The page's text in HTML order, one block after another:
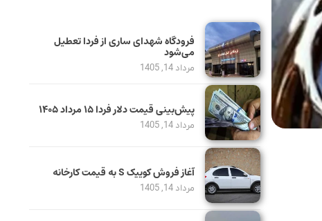
فرودگاه شهدای ساری از فردا تعطیل
می‌شود
مرداد 14, 1405
پیش‌بینی قیمت دلار فردا ۱۵ مرداد ۱۴۰۵
مرداد 14, 1405
آغاز فروش کوییک S به قیمت کارخانه
مرداد 14, 1405